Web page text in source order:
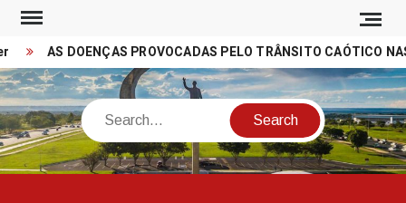
Skip
contentAS DOENÇAS PROVOCADAS PELO TRÂNSITO CAÓTICO NAS
Search